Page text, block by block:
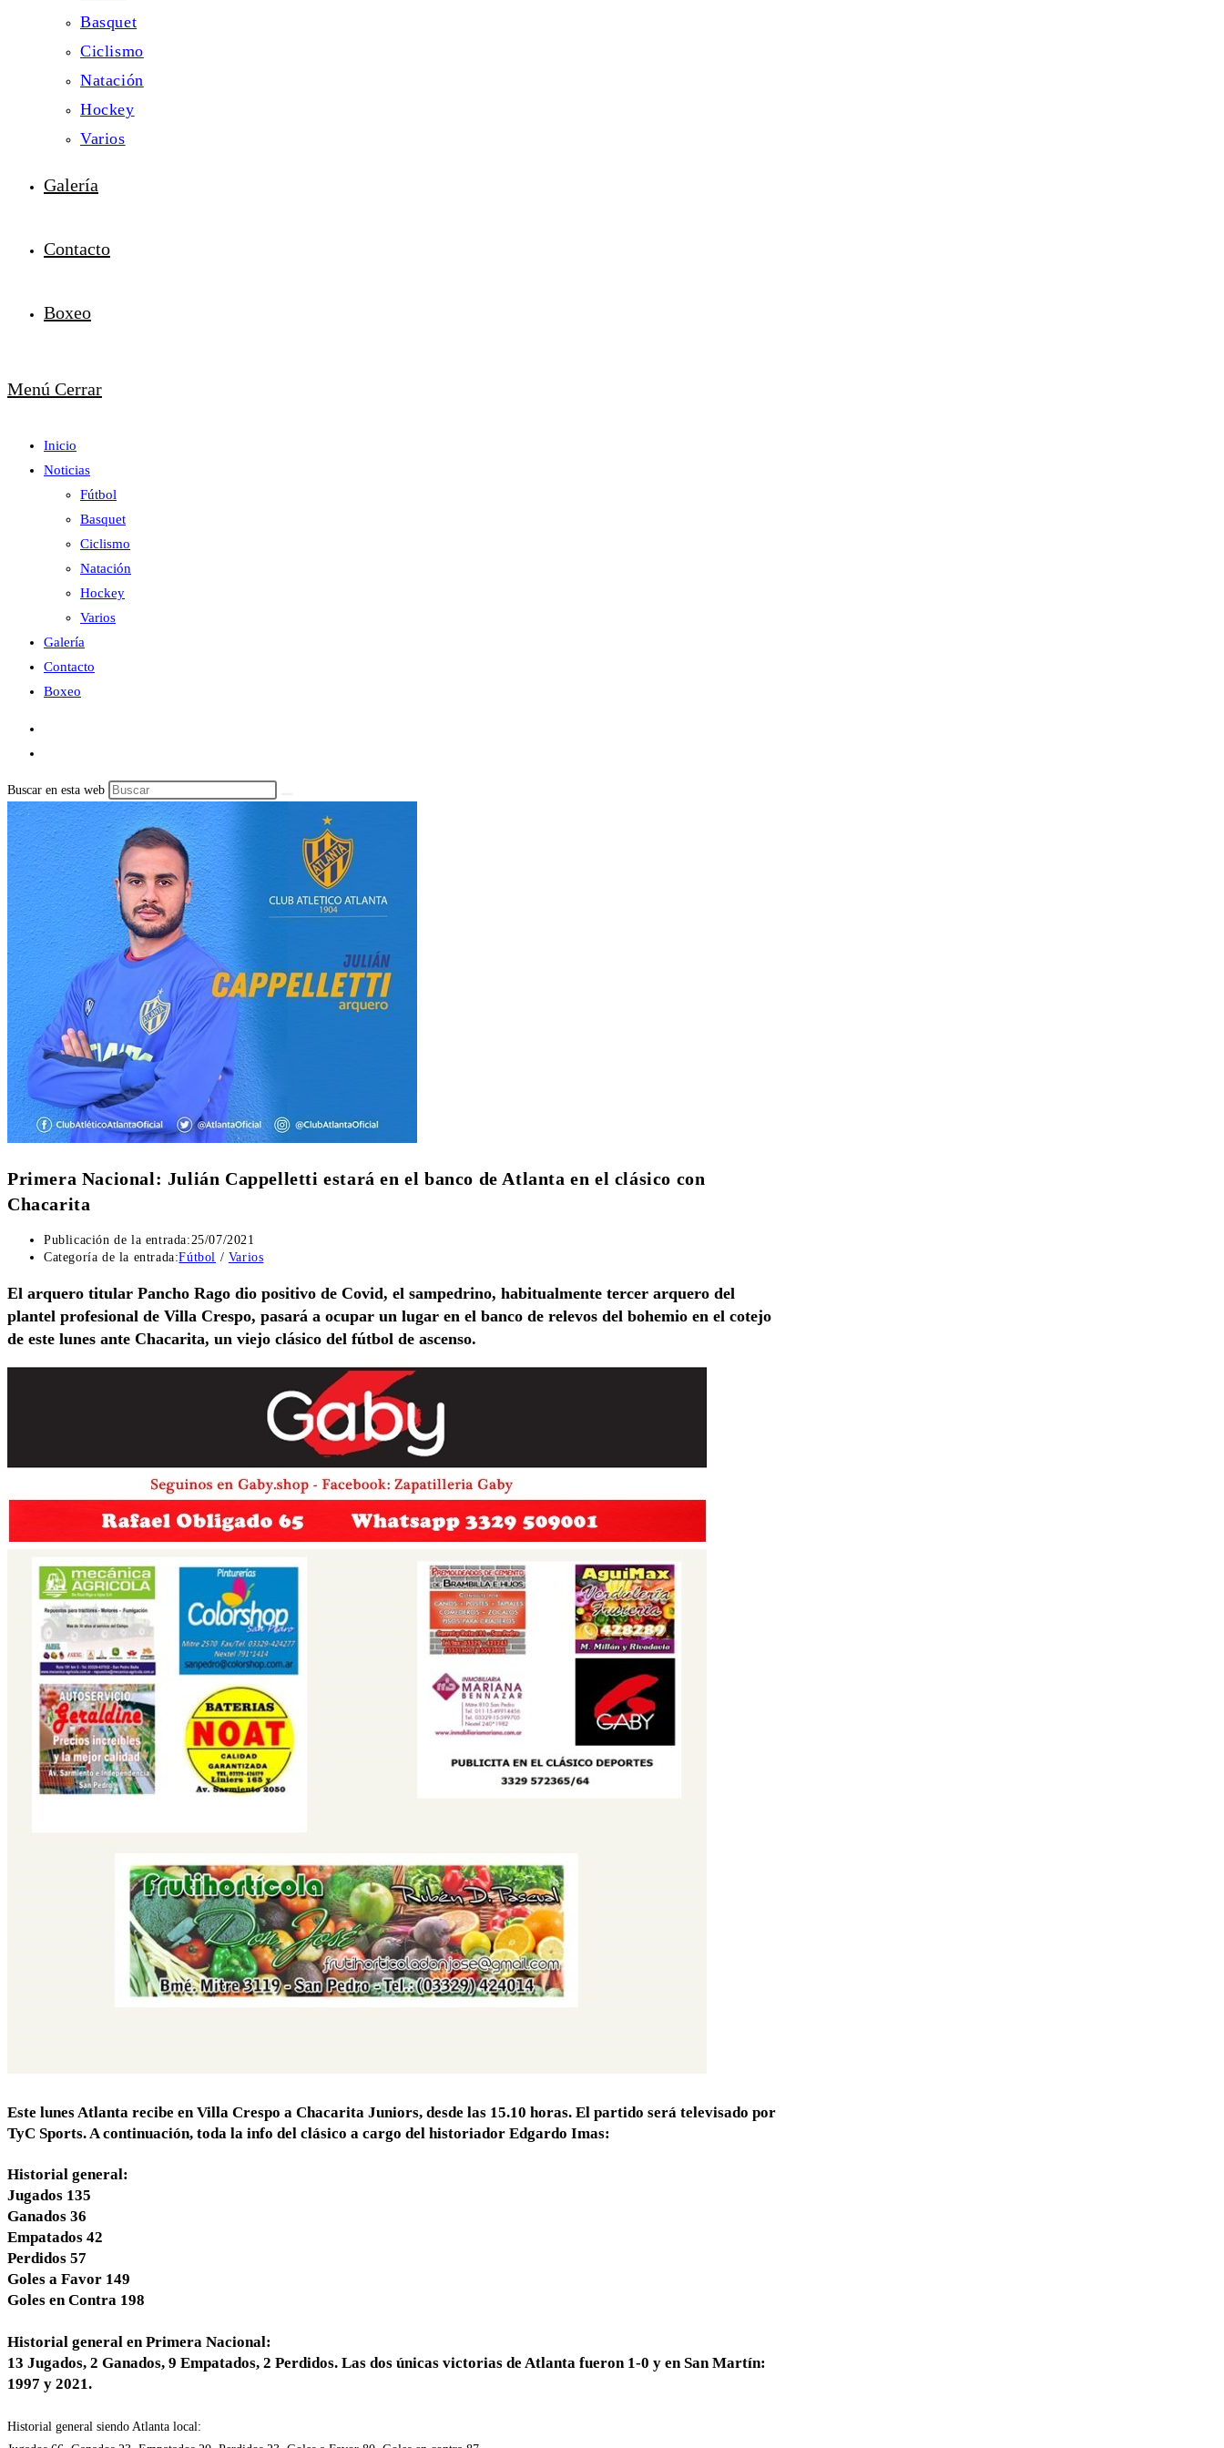
Basquet
Ciclismo
Natación
Hockey
Varios
Galería
Contacto
Boxeo
Menú Cerrar
Inicio
Noticias
Fútbol
Basquet
Ciclismo
Natación
Hockey
Varios
Galería
Contacto
Boxeo
Buscar en esta web
Primera Nacional: Julián Cappelletti estará en el banco de Atlanta en el clásico con
Chacarita
Publicación de la entrada:25/07/2021
Categoría de la entrada:Fútbol / Varios
El arquero titular Pancho Rago dio positivo de Covid, el sampedrino, habitualmente tercer arquero del
plantel profesional de Villa Crespo, pasará a ocupar un lugar en el banco de relevos del bohemio en el cotejo
de este lunes ante Chacarita, un viejo clásico del fútbol de ascenso.
Este lunes Atlanta recibe en Villa Crespo a Chacarita Juniors, desde las 15.10 horas. El partido será televisado por
TyC Sports. A continuación, toda la info del clásico a cargo del historiador Edgardo Imas:
Historial general:
Jugados 135
Ganados 36
Empatados 42
Perdidos 57
Goles a Favor 149
Goles en Contra 198
Historial general en Primera Nacional:
13 Jugados, 2 Ganados, 9 Empatados, 2 Perdidos. Las dos únicas victorias de Atlanta fueron 1-0 y en San Martín:
1997 y 2021.
Historial general siendo Atlanta local: